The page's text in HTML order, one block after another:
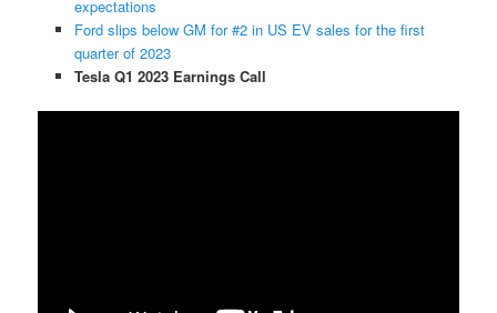
expectations
Ford slips below GM for #2 in US EV sales for the first
quarter of 2023
Tesla Q1 2023 Earnings Call